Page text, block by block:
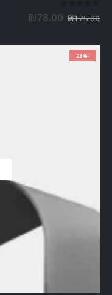
₪175.00
₪78.00
-28%